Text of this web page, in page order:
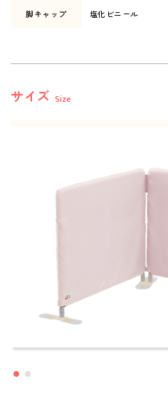
脚キャップ 塩化ビニール
サイズ Size